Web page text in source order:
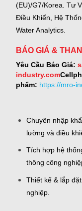
(EU)/G7/Korea. Tư
Điều Khiển, Hệ
Water Analytics.
BÁO GIÁ &
Yêu Cầu Báo Giá:
industry.com
phẩm: https://mro-
Chuyên nhập
lường và điều
Tích hợp hệ
thông công
Thiết kế & lắp
nghiệp.